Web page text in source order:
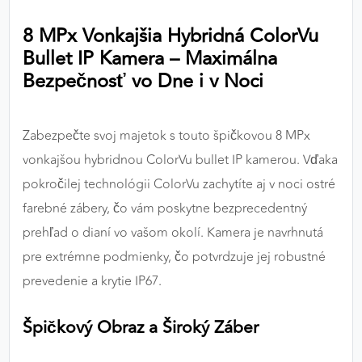
8 MPx Vonkajšia Hybridná ColorVu
Bullet IP Kamera – Maximálna
Bezpečnosť vo Dne i v Noci
Zabezpečte svoj majetok s touto špičkovou 8 MPx
vonkajšou hybridnou ColorVu bullet IP kamerou. Vďaka
pokročilej technológii ColorVu zachytíte aj v noci ostré
farebné zábery, čo vám poskytne bezprecedentný
prehľad o dianí vo vašom okolí. Kamera je navrhnutá
pre extrémne podmienky, čo potvrdzuje jej robustné
prevedenie a krytie IP67.
Špičkový Obraz a Široký Záber
Google Analytics
Poskytovateľ: Google
MARKETINGOVÉ COOKIES
Marketingové cookies sa používajú na sledovanie
správania používateľov naprieč webovými
stránkami. Umožňujú nám a našim partnerom
zobrazovať cielenú a relevantnú reklamu, a to na
našom webe aj v reklamných sieťach tretích strán.
Google Ads
Poskytovateľ: Google